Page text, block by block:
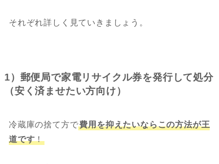
それぞれ詳しく見ていきましょう。
1）郵便局で家電リサイクル券を発行して処分
（安く済ませたい方向け）
冷蔵庫の捨て方で費用を抑えたいならこの方法が王
道です！